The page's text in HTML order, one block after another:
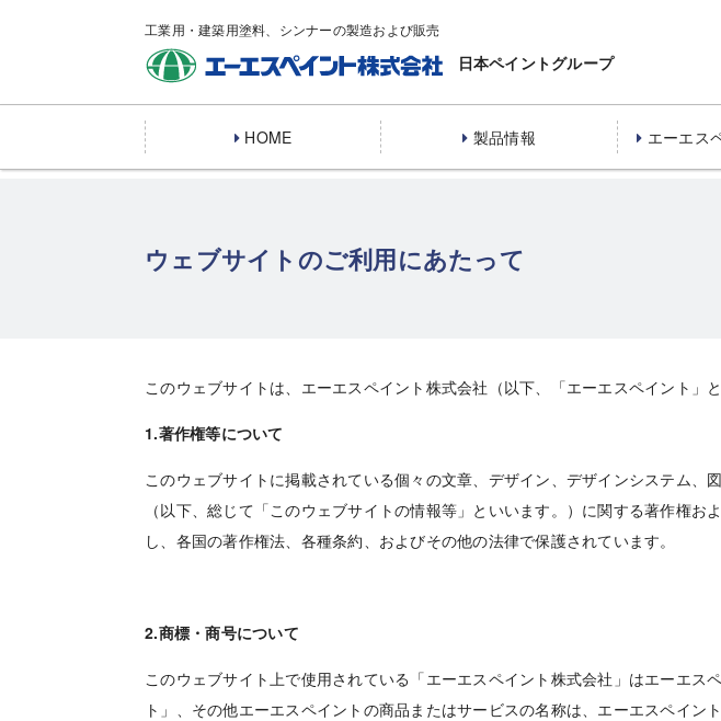
工業用・建築用塗料、シンナーの製造および販売
日本ペイントグループ
HOME 製品情報 エーエス
ウェブサイトのご利用にあたって
このウェブサイトは、エーエスペイント株式会社（以下、「エーエスペイント」
1.著作権等について
このウェブサイトに掲載されている個々の文章、デザイン、デザインシステム
（以下、総じて「このウェブサイトの情報等」といいます。）に関する著作権
し、各国の著作権法、各種条約、およびその他の法律で保護されています。
2.商標・商号について
このウェブサイト上で使用されている「エーエスペイント株式会社」はエーエ
ト」、その他エーエスペイントの商品またはサービスの名称は、エーエスペイ